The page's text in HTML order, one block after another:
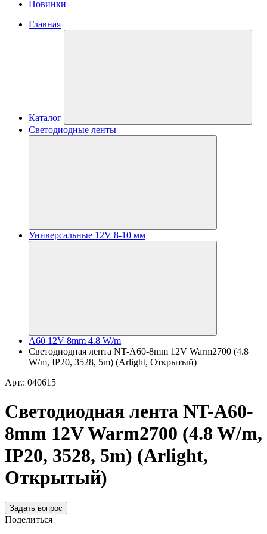
Новинки
Главная
Каталог
Светодиодные ленты
Универсальные 12V 8-10 мм
A60 12V 8mm 4.8 W/m
Светодиодная лента NT-A60-8mm 12V Warm2700 (4.8
W/m, IP20, 3528, 5m) (Arlight, Открытый)
Арт.: 040615
Светодиодная лента NT-A60-
8mm 12V Warm2700 (4.8 W/m,
IP20, 3528, 5m) (Arlight,
Открытый)
Задать вопрос
Поделиться